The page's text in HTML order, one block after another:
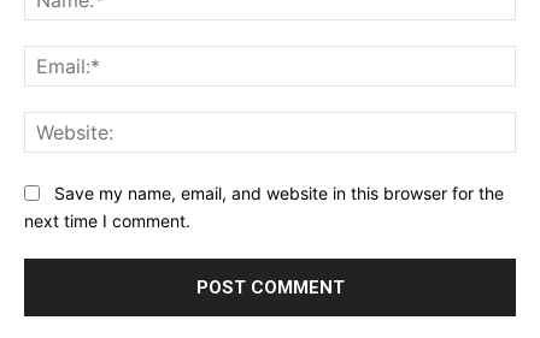
Save my name, email, and website in this browser for the
next time I comment.